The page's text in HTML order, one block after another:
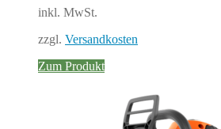
inkl. MwSt.
zzgl. Versandkosten
Zum Produkt